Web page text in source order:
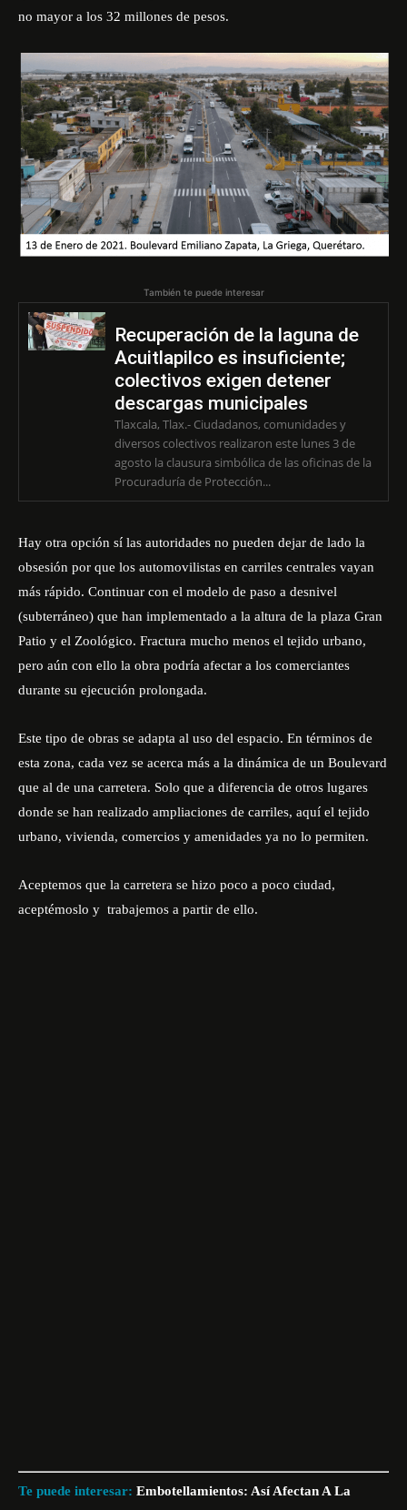
no mayor a los 32 millones de pesos.
También te puede interesar
Recuperación de la laguna de
Acuitlapilco es insuficiente;
colectivos exigen detener
descargas municipales
Tlaxcala, Tlax.- Ciudadanos, comunidades y
diversos colectivos realizaron este lunes 3 de
agosto la clausura simbólica de las oficinas de la
Procuraduría de Protección...
Hay otra opción sí las autoridades no pueden dejar de lado la
obsesión por que los automovilistas en carriles centrales vayan
más rápido. Continuar con el modelo de paso a desnivel
(subterráneo) que han implementado a la altura de la plaza Gran
Patio y el Zoológico. Fractura mucho menos el tejido urbano,
pero aún con ello la obra podría afectar a los comerciantes
durante su ejecución prolongada.
Este tipo de obras se adapta al uso del espacio. En términos de
esta zona, cada vez se acerca más a la dinámica de un Boulevard
que al de una carretera. Solo que a diferencia de otros lugares
donde se han realizado ampliaciones de carriles, aquí el tejido
urbano, vivienda, comercios y amenidades ya no lo permiten.
Aceptemos que la carretera se hizo poco a poco ciudad,
aceptémoslo y trabajemos a partir de ello.
Te puede interesar: Embotellamientos: Así Afectan A La